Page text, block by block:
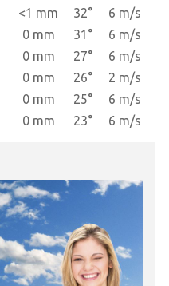
<1 mm 32°
6 m/s
0 mm 31°
6 m/s
0 mm 27°
6 m/s
0 mm 26°
2 m/s
0 mm 25°
6 m/s
0 mm 23° 6 m/s